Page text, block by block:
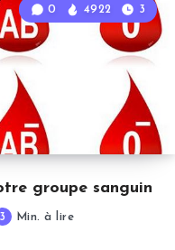
groupe sanguin
0 4922 3
3 Min. à lire